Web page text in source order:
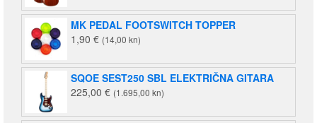
MK PEDAL FOOTSWITCH TOPPER
1,90 € (14,00 kn)
SQOE SEST250 SBL ELEKTRIČNA GITARA
225,00 € (1.695,00 kn)